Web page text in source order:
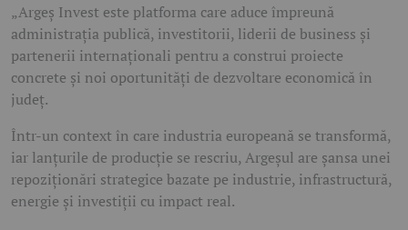
„Argeș Invest este platforma care aduce împreună
administrația publică, investitorii, liderii de business și
partenerii internaționali pentru a construi proiecte
concrete și noi oportunități de dezvoltare economică în
județ.
Într-un context în care industria europeană se transformă,
iar lanțurile de producție se rescriu, Argeșul are șansa unei
repoziționări strategice bazate pe industrie, infrastructură,
energie și investiții cu impact real.